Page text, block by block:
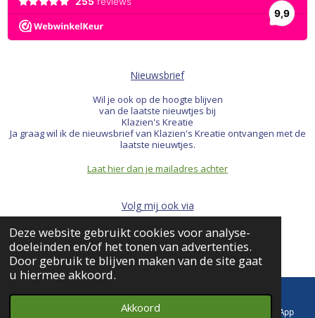
Deze website gebruikt cookies voor analyse-
doeleinden en/of het tonen van advertenties.
Door gebruik te blijven maken van de site gaat
u hiermee akkoord.
Akkoord
Nieuwsbrief
Wil je ook op de hoogte blijven
van de laatste nieuwtjes bij
Klazien's Kreatie
Ja graag wil ik de nieuwsbrief van Klazien's Kreatie ontvangen met de
laatste nieuwtjes.
Laat hier dan je mailadres achter
Volg mij ook via
F
a
c
b
o
I
n
s
a
g
W
h
a
s
© 2022 Klazien's Kreatie
Telefoonnummer WhatsApp